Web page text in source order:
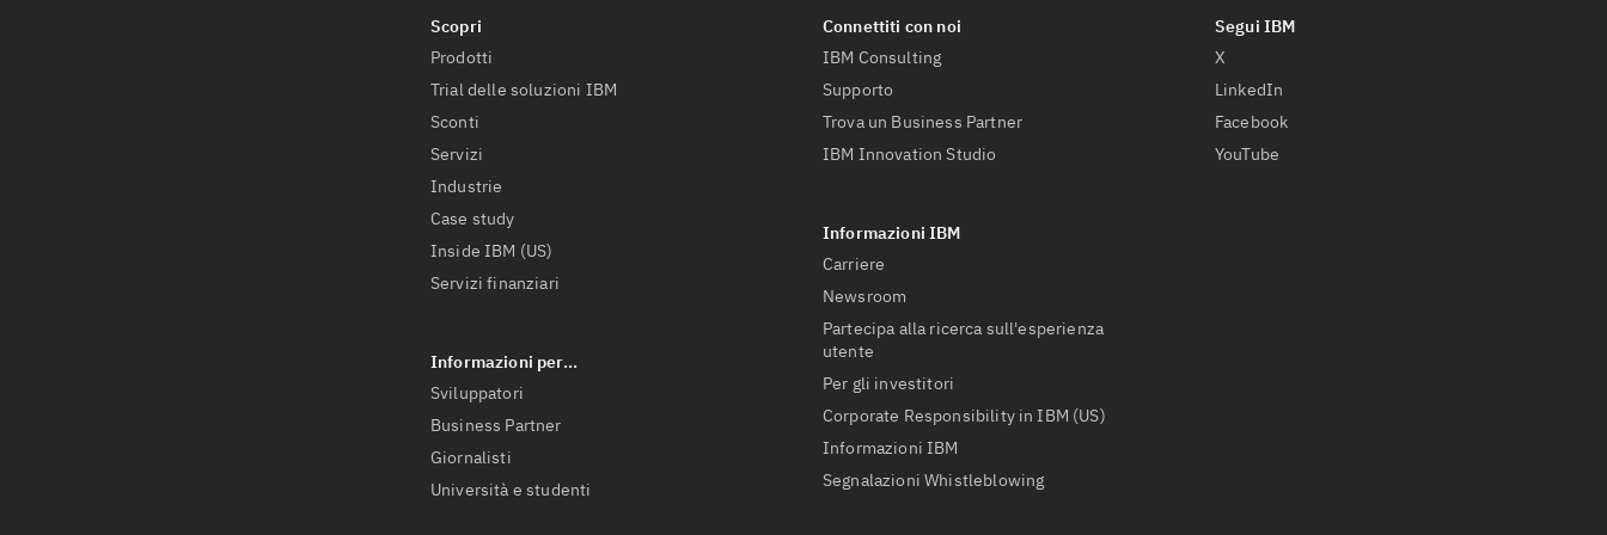
Prodotti
Trial delle soluzioni IBM
Sconti
Servizi
Industrie
Case study
Inside IBM (US)
Servizi finanziari
Sviluppatori
Business Partner
Giornalisti
Università e studenti
IBM Consulting
Supporto
Trova un Business Partner
IBM Innovation Studio
Carriere
Newsroom
Partecipa alla ricerca sull'esperienza
utente
Per gli investitori
Corporate Responsibility in IBM (US)
Informazioni IBM
Segnalazioni Whistleblowing
X
LinkedIn
Facebook
YouTube